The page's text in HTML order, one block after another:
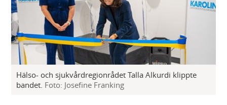
Hälso- och sjukvårdregionrådet Talla Alkurdi klippte
bandet. Foto: Josefine Franking